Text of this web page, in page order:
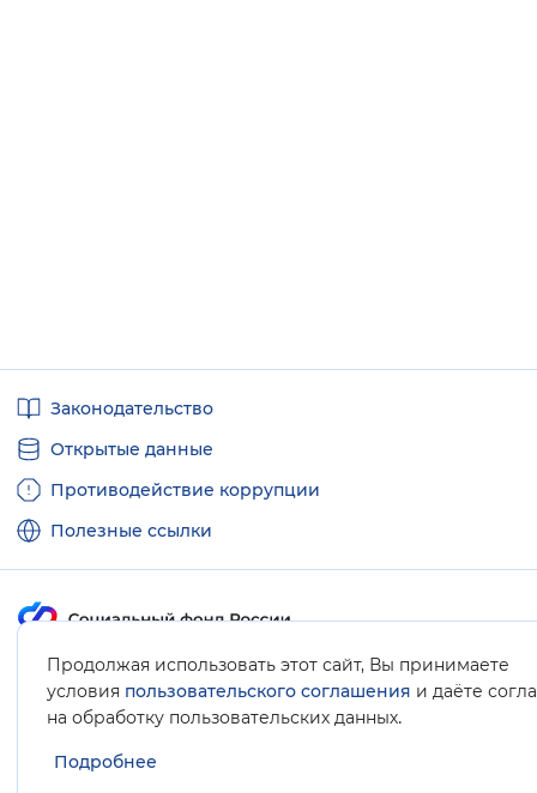
Продолжая использовать этот сайт, Вы принимаете
условия пользовательского соглашения и даёте
на обработку пользовательских данных.
Подробнее
ссылкиЗаконодательство
Открытые данные
Противодействие коррупции
Полезные ссылки
Карта сайта